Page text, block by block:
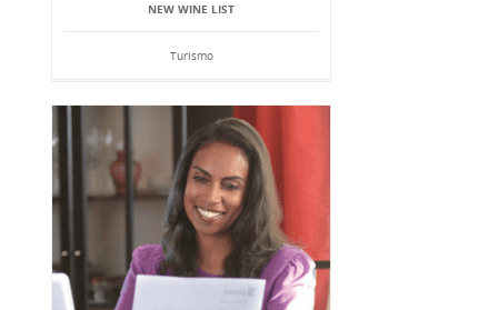
NEW WINE LIST
Turismo